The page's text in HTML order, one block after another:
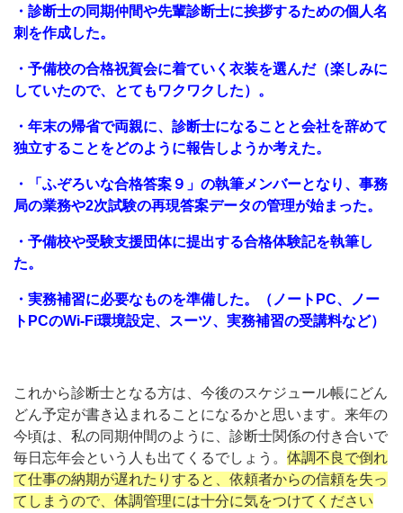
・診断士の同期仲間や先輩診断士に挨拶するための個人名
刺を作成した。
・予備校の合格祝賀会に着ていく衣装を選んだ（楽しみに
していたので、とてもワクワクした）。
・年末の帰省で両親に、診断士になることと会社を辞めて
独立することをどのように報告しようか考えた。
・「ふぞろいな合格答案９」の執筆メンバーとなり、事務
局の業務や2次試験の再現答案データの管理が始まった。
・予備校や受験支援団体に提出する合格体験記を執筆し
た。
・実務補習に必要なものを準備した。（ノートPC、ノー
トPCのWi-Fi環境設定、スーツ、実務補習の受講料など）
これから診断士となる方は、今後のスケジュール帳にどん
どん予定が書き込まれることになるかと思います。来年の
今頃は、私の同期仲間のように、診断士関係の付き合いで
毎日忘年会という人も出てくるでしょう。 体調不良で倒れ
て仕事の納期が遅れたりすると、依頼者からの信頼を失っ
てしまうので、体調管理には十分に気をつけてください